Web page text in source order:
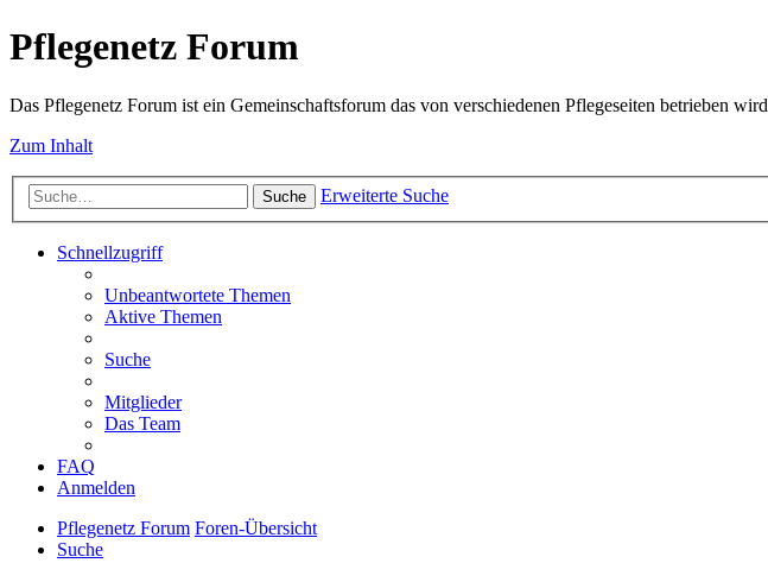
Pflegenetz Forum
Das Pflegenetz Forum ist ein Gemeinschaftsforum das von verschiedenen Pflegeseiten betrieben wird
Zum Inhalt
Suche Erweiterte Suche
Schnellzugriff
Unbeantwortete Themen
Aktive Themen
Suche
Mitglieder
Das Team
FAQ
Anmelden
Pflegenetz Forum Foren-Übersicht
Suche